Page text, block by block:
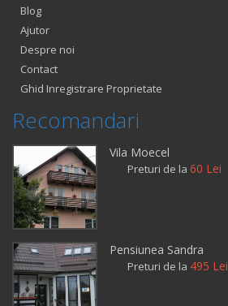
Blog
Ajutor
Despre noi
Contact
Ghid Inregistrare Proprietate
Recomandari
Vila Moecel
Preturi de la 60 Lei
Pensiunea Sandra
Preturi de la 495 Lei